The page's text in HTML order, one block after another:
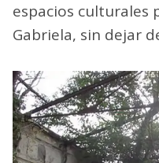
espacios culturales
Gabriela, sin dejar